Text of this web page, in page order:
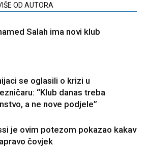
OD AUTORA
Salah ima novi klub
se oglasili o krizi u
“Klub danas treba
a ne nove podjele”
je ovim potezom pokazao kakav
čovjek